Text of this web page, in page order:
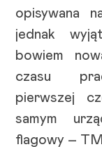
opisywana
jednak
bowiem
czasu
pierwszej
samym
flagowy –